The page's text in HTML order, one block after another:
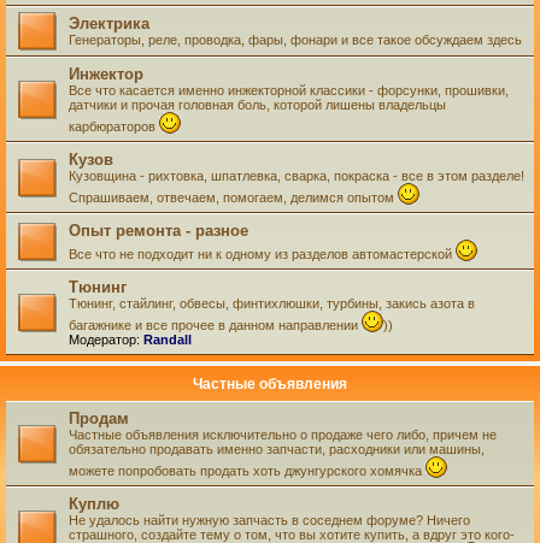
Электрика
Генераторы, реле, проводка, фары, фонари и все такое обсуждаем здесь
Инжектор
Все что касается именно инжекторной классики - форсунки, прошивки,
датчики и прочая головная боль, которой лишены владельцы
карбюраторов
Кузов
Кузовщина - рихтовка, шпатлевка, сварка, покраска - все в этом разделе!
Спрашиваем, отвечаем, помогаем, делимся опытом
Опыт ремонта - разное
Все что не подходит ни к одному из разделов автомастерской
Тюнинг
Тюнинг, стайлинг, обвесы, финтихлюшки, турбины, закись азота в
багажнике и все прочее в данном направлении
))
Модератор: Randall
Частные объявления
Продам
Частные объявления исключительно о продаже чего либо, причем не
обязательно продавать именно запчасти, расходники или машины,
можете попробовать продать хоть джунгурского хомячка
Куплю
Не удалось найти нужную запчасть в соседнем форуме? Ничего
страшного, создайте тему о том, что вы хотите купить, а вдруг это кого-